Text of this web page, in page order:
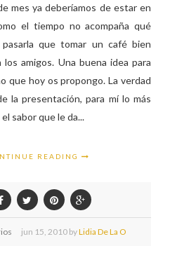
mes ya deberíamos de estar en
el tiempo no acompaña qué
que tomar un café bien
los amigos. Una buena idea para
que hoy os propongo. La verdad
la presentación, para mí lo más
sabor que le da...
READING
jun 15, 2010 byLidia De La O